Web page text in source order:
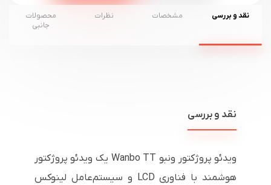
نقد و بررسی مشخصات نظرات
محصولات
جانبی
نقد و بررسی
ویدئو پروژکتور ونبو Wanbo TT یک ویدئو پروژکتور
هوشمند با فناوری LCD و سیستم‌عامل لینوکس